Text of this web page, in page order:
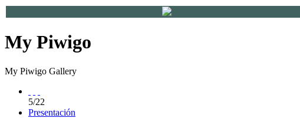
My Piwigo
My Piwigo Gallery
5/22
Presentación